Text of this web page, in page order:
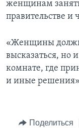
женщинам
правительстве и
«Женщины
высказаться, но
комнате, где
и иные решения»,
Поделиться